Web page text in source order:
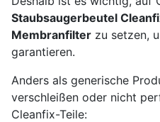
Staubsaugerbeutel
Membranfilter zu setzen,
garantieren.
Anders als generische
verschleißen oder nicht
Cleanfix-Teile: